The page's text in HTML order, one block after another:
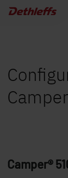
Camper
Camper Van
Dethleffs
Camper
Camper®